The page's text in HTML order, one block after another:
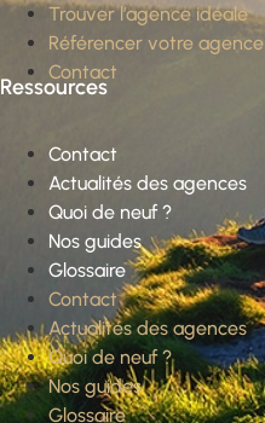
Trouver l’agence idéale
Référencer votre agence
Contact
Ressources
Contact
Actualités des agences
Quoi de neuf ?
Nos guides
Glossaire
Contact
Actualités des agences
Quoi de neuf ?
Nos guides
Glossaire